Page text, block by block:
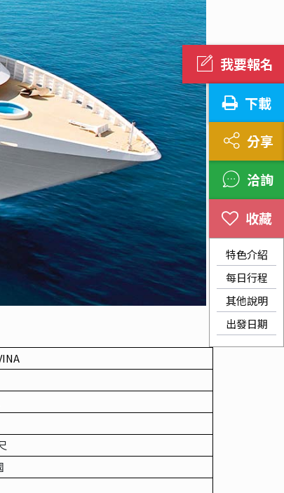
我要報名
下載
分享
洽詢
特色介紹
每日行程
其他說明
出發日期